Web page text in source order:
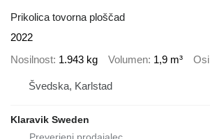
Prikolica tovorna ploščad
2022
Nosilnost 1.943 kg Volumen 1,9 m³ Osi
Švedska, Karlstad
Klaravik Sweden